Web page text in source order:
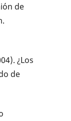
de
¿Los
de